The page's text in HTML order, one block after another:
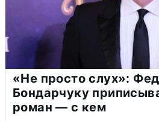
«Не просто слух»:
Бондарчуку
роман — с кем